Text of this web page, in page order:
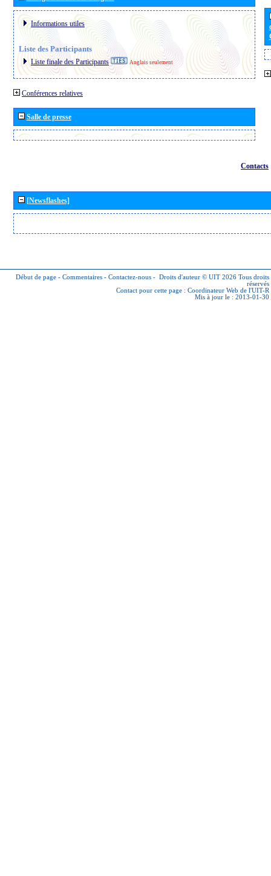
Informations utiles
Liste des Participants
Liste finale des Participants Anglais seulement
Conférences relatives
Salle de presse
Contacts
[Newsflashes]
Début de page - Commentaires - Contactez-nous - Droits d'auteur © UIT 2026 Tous droits
réservés
Contact pour cette page : Coordinateur Web de l'UIT-R
Mis à jour le : 2013-01-30